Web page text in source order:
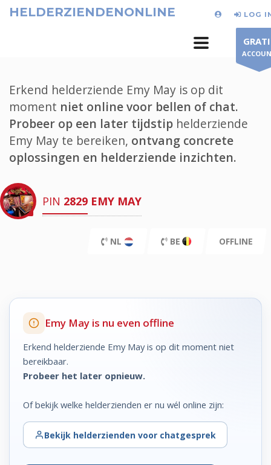
HELDERZIENDENONLINE LOG
Erkend helderziende Emy May is op dit
moment niet online voor bellen of chat.
Probeer op een later tijdstip helderziende
Emy May te bereiken, ontvang concrete
oplossingen en helderziende inzichten.
PIN 2829 EMY MAY
NL BE OFFLINE
Emy May is nu even offline
Erkend helderziende Emy May is op dit moment niet
bereikbaar.
Probeer het later opnieuw.
Of bekijk welke helderzienden er nu wél online zijn:
Bekijk helderzienden voor chatgesprek